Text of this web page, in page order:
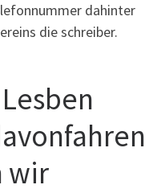
dahinter
die schreiber.
wir